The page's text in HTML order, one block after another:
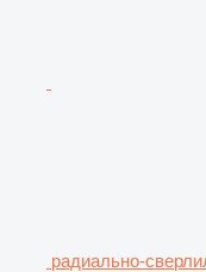
радиально-